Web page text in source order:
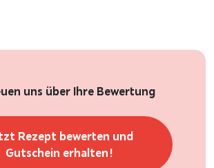
uns über Ihre Bewertung
Rezept bewerten und
Gutschein erhalten!